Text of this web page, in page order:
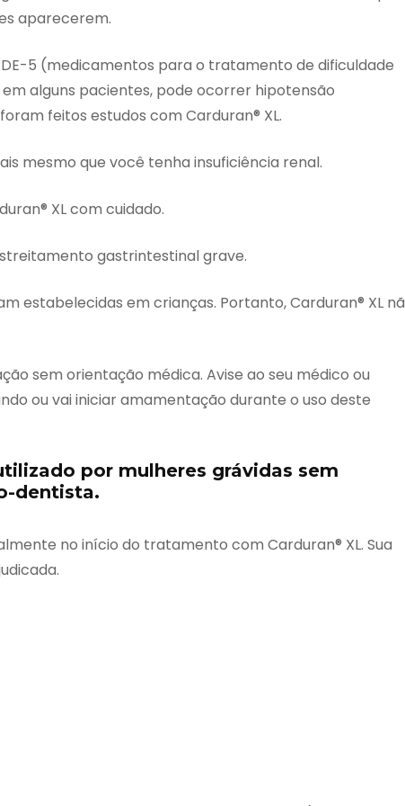
aparecerem.
5 (medicamentos para o tratamento de dificuldade
alguns pacientes, pode ocorrer hipotensão
feitos estudos com Carduran® XL.
mesmo que você tenha insuficiência renal.
XL com cuidado.
gastrintestinal grave.
estabelecidas em crianças. Portanto, Carduran® XL
sem orientação médica. Avise ao seu médico ou
ou vai iniciar amamentação durante o uso deste
por mulheres grávidas sem
dentista.
no início do tratamento com Carduran® XL. Sua